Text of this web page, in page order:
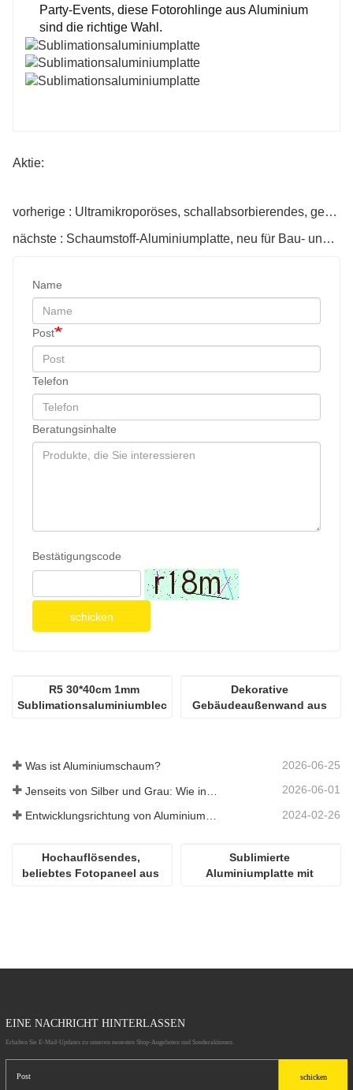
Party-Events, diese Fotorohlinge aus Aluminium
sind die richtige Wahl.
Aktie:
vorherige : Ultramikroporöses, schallabsorbierendes, geschlossenzelliges, geschäumtes Aluminiumblech
nächste : Schaumstoff-Aluminiumplatte, neu für Bau- und Dekorationsmaterial
Name
Post
Telefon
Beratungsinhalte
Bestätigungscode
schicken
R5 30*40cm 1mm
Sublimationsaluminiumblech
Dekorative
Gebäudeaußenwand aus
Was ist Aluminiumschaum? 2026-06-25
2026-06-01
2024-02-26
Hochauflösendes,
beliebtes Fotopaneel aus
Sublimierte
Aluminiumplatte mit
EINE NACHRICHT HINTERLASSEN
Erhalten Sie E-Mail-Updates zu unseren neuesten Shop-Angeboten und Sonderaktionen.
schicken